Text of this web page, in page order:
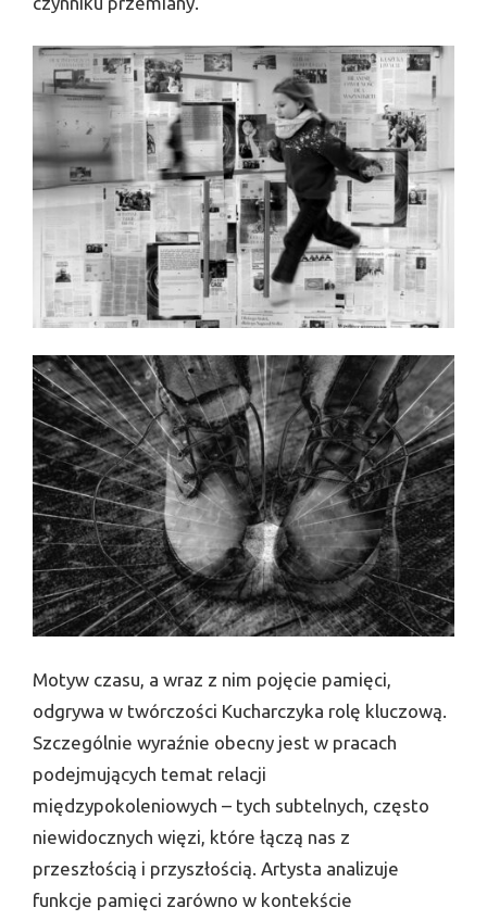
Motyw czasu, a wraz z nim pojęcie pamięci,
odgrywa w twórczości Kucharczyka rolę kluczową.
Szczególnie wyraźnie obecny jest w pracach
podejmujących temat relacji
międzypokoleniowych – tych subtelnych, często
niewidocznych więzi, które łączą nas z
przeszłością i przyszłością. Artysta analizuje
funkcje pamięci zarówno w kontekście